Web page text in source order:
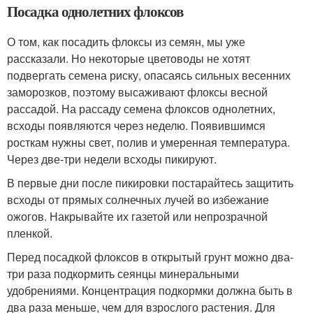
Посадка однолетних флоксов
О том, как посадить флоксы из семян, мы уже
рассказали. Но некоторые цветоводы не хотят
подвергать семена риску, опасаясь сильных весенних
заморозков, поэтому высаживают флоксы весной
рассадой. На рассаду семена флоксов однолетних,
всходы появляются через неделю. Появившимся
росткам нужны свет, полив и умеренная температура.
Через две-три недели всходы пикируют.
В первые дни после пикировки постарайтесь защитить
всходы от прямых солнечных лучей во избежание
ожогов. Накрывайте их газетой или непрозрачной
пленкой.
Перед посадкой флоксов в открытый грунт можно два-
три раза подкормить сеянцы минеральными
удобрениями. Концентрация подкормки должна быть в
два раза меньше, чем для взрослого растения. Для